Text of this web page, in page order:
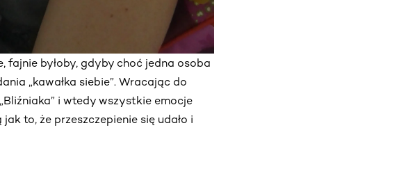
fajnie byłoby, gdyby choć jedna osoba
„kawałka siebie”. Wracając do
i wtedy wszystkie emocje
to, że przeszczepienie się udało i